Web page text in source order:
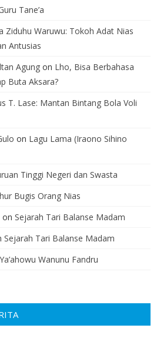
Tane’a
Ziduhu Waruwu: Tokoh Adat Nias
Antusias
Agung on Lho, Bisa Berbahasa
Buta Aksara?
T. Lase: Mantan Bintang Bola Voli
on Lagu Lama (Iraono Sihino
Tinggi Negeri dan Swasta
Bugis Orang Nias
on Sejarah Tari Balanse Madam
Sejarah Tari Balanse Madam
Ya’ahowu Wanunu Fandru